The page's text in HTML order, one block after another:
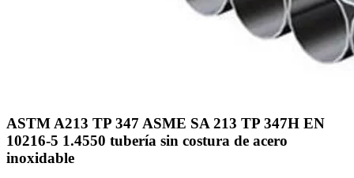
ASTM A213 TP 347 ASME SA 213 TP 347H EN
10216-5 1.4550 tubería sin costura de acero
inoxidable